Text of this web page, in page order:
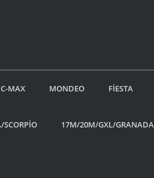
MAX MONDEO FİESTA
SCORPİO 17M/20M/GXL/GRANADA